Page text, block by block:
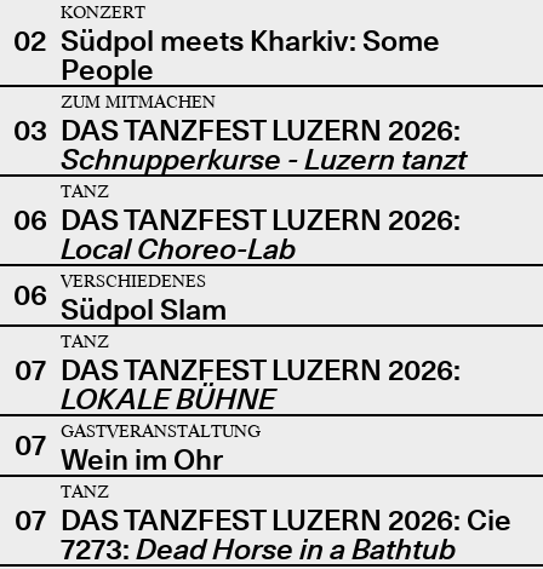
02
KONZERT
Südpol meets Kharkiv: Some
People
03
ZUM MITMACHEN
DAS TANZFEST LUZERN 2026:
Schnupperkurse - Luzern tanzt
06
TANZ
DAS TANZFEST LUZERN 2026:
Local Choreo-Lab
06
VERSCHIEDENES
Südpol Slam
07
TANZ
DAS TANZFEST LUZERN 2026:
LOKALE BÜHNE
07
GASTVERANSTALTUNG
Wein im Ohr
07
TANZ
DAS TANZFEST LUZERN 2026: Cie
7273: Dead Horse in a Bathtub